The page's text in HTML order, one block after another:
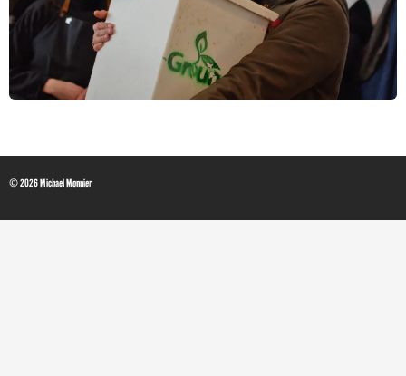
© 2026 Michael Monnier